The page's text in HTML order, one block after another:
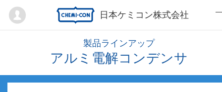
日本ケミコン株式会社
Mypage
製品ラインアップ
アルミ電解コンデンサ